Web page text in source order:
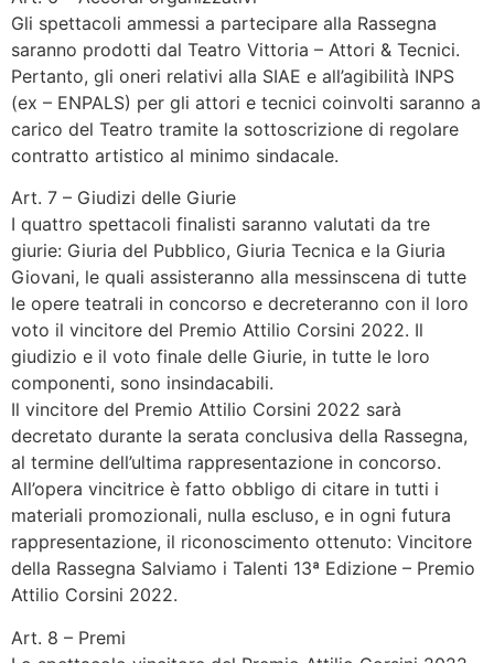
Gli spettacoli ammessi a partecipare alla Rassegna
saranno prodotti dal Teatro Vittoria – Attori & Tecnici.
Pertanto, gli oneri relativi alla SIAE e all’agibilità INPS
(ex – ENPALS) per gli attori e tecnici coinvolti saranno a
carico del Teatro tramite la sottoscrizione di regolare
contratto artistico al minimo sindacale.
Art. 7 – Giudizi delle Giurie
I quattro spettacoli finalisti saranno valutati da tre
giurie: Giuria del Pubblico, Giuria Tecnica e la Giuria
Giovani, le quali assisteranno alla messinscena di tutte
le opere teatrali in concorso e decreteranno con il loro
voto il vincitore del Premio Attilio Corsini 2022. Il
giudizio e il voto finale delle Giurie, in tutte le loro
componenti, sono insindacabili.
Il vincitore del Premio Attilio Corsini 2022 sarà
decretato durante la serata conclusiva della Rassegna,
al termine dell’ultima rappresentazione in concorso.
All’opera vincitrice è fatto obbligo di citare in tutti i
materiali promozionali, nulla escluso, e in ogni futura
rappresentazione, il riconoscimento ottenuto: Vincitore
della Rassegna Salviamo i Talenti 13ª Edizione – Premio
Attilio Corsini 2022.
Art. 8 – Premi